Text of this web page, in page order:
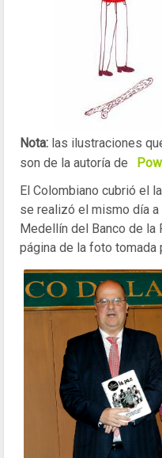
Nota: las ilustraciones
son de la autoría de
El Colombiano cubrió el
se realizó el mismo día a
Medellín del Banco de la
página de la foto tomada